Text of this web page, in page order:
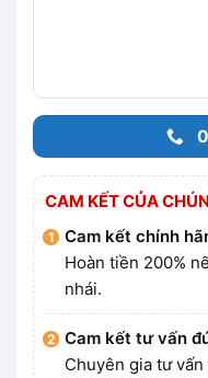
CAM KẾT CỦA
Cam kết chính
Hoàn tiền 200%
nhái.
Cam kết tư vấn
Chuyên gia tư